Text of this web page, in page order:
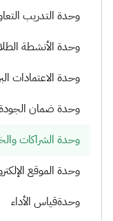
وحدة التدريب
وحدة الأنشطة
وحدة الاعتمادات
وحدة ضمان
وحدة الشراكات
وحدة الموقع
وحدةقياس الأداء